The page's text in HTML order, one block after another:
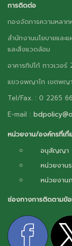
การติดต่อ
กองจัดการความหลา
สำนักงานนโยบายและ
และสิ่งแวดล้อม
อาคารทิปโก้ ทาวเวอร์
แขวงพญาไท เขตพญ
Tel/Fax. : 0 2265
E-mail :
หน่วยงาน/องค์กรที่เกี่
อนุสัญญา
หน่วยงานร
หน่วยงานภ
ช่องทางการติดตามข้